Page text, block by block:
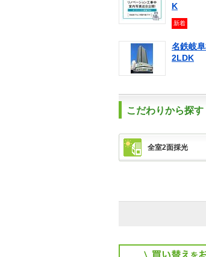
K
新着
名鉄岐
2LDK
こだわりから探す
全室2面採光